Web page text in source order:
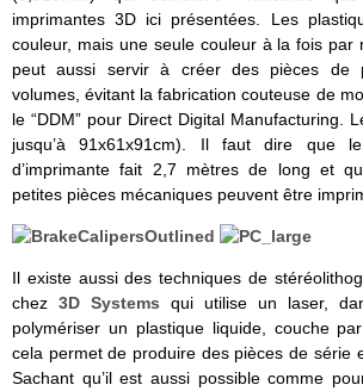
imprimantes 3D ici présentées. Les
couleur, mais une seule couleur à la fois par
peut aussi servir à créer des pièces de
volumes, évitant la fabrication couteuse de
le “DDM” pour Direct Digital Manufacturing.
jusqu’à 91x61x91cm). Il faut dire que
d’imprimante fait 2,7 mètres de long et
petites pièces mécaniques peuvent être
Il existe aussi des techniques de
chez 3D Systems qui utilise un laser,
polymériser un plastique liquide, couche
cela permet de produire des pièces de série
Sachant qu’il est aussi possible comme